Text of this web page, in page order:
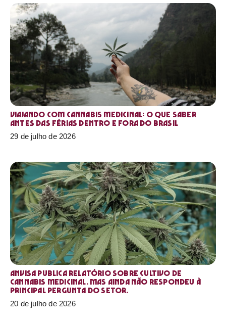
Viajando com cannabis medicinal: o que saber
antes das férias dentro e fora do Brasil
29 de julho de 2026
Anvisa publica relatório sobre cultivo de
Cannabis medicinal. Mas ainda não respondeu à
principal pergunta do setor.
20 de julho de 2026